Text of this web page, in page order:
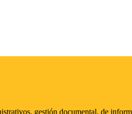
gestión documental, de